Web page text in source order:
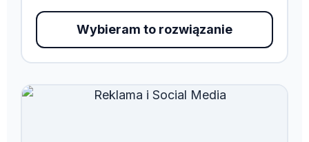
Wybieram to rozwiązanie